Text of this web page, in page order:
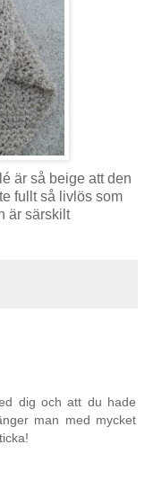
är så beige att den
fullt så livlös som
är särskilt
dig och att du hade
man med mycket